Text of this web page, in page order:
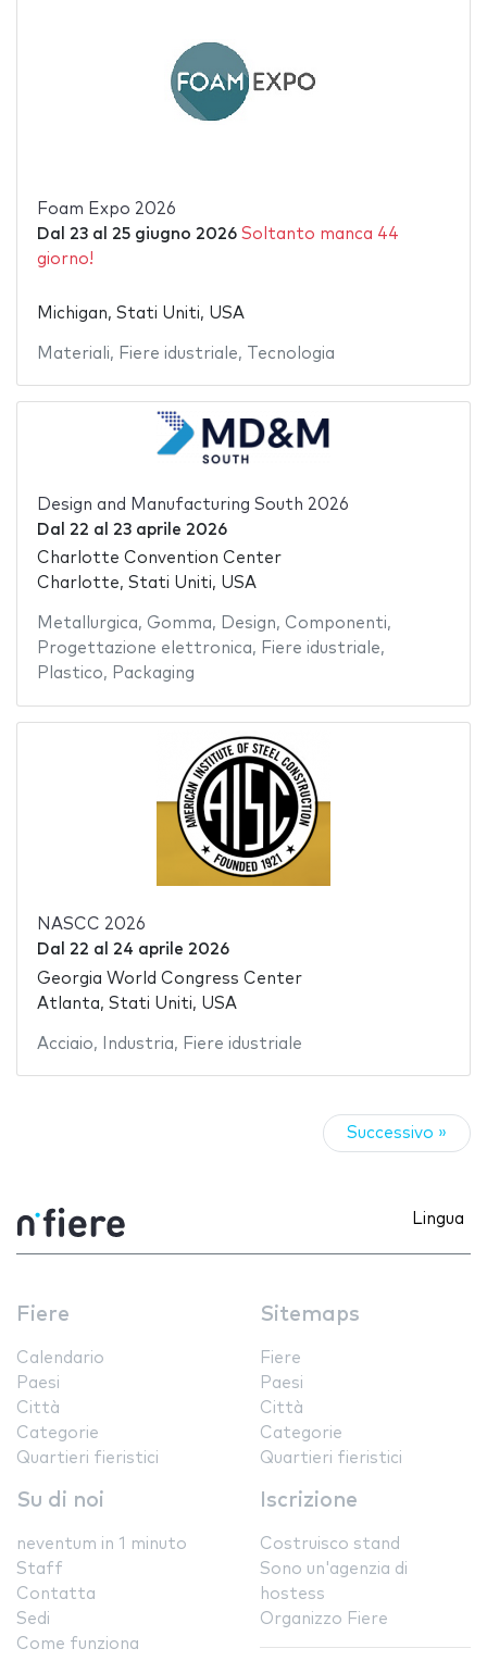
Foam Expo 2026
Dal 23al 25 giugno 2026 Soltanto manca 44
giorno!
Michigan, Stati Uniti, USA
Materiali, Fiere idustriale, Tecnologia
Design and Manufacturing South 2026
Dal 22 al 23 aprile 2026
Charlotte Convention Center
Charlotte, Stati Uniti, USA
Metallurgica, Gomma, Design, Componenti,
Progettazione elettronica, Fiere idustriale,
Plastico, Packaging
NASCC 2026
Dal 22 al 24 aprile 2026
Georgia World Congress Center
Atlanta, Stati Uniti, USA
Acciaio, Industria, Fiere idustriale
Successivo »
Lingua
Fiere
Calendario
Paesi
Città
Categorie
Quartieri fieristici
Sitemaps
Fiere
Paesi
Città
Categorie
Quartieri fieristici
Su di noi
neventum in 1 minuto
Staff
Contatta
Sedi
Come funziona
Iscrizione
Costruisco stand
Sono un'agenzia di
hostess
Organizzo Fiere